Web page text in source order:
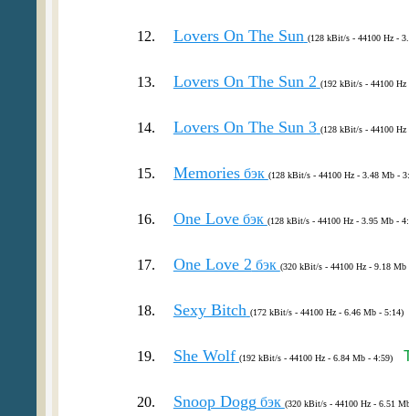
12. Lovers On The Sun (128 kBit/s - 44100 Hz -
13. Lovers On The Sun 2 (192 kBit/s - 44100
14. Lovers On The Sun 3 (128 kBit/s - 44100
15. Memoriesбэк (128 kBit/s - 44100 Hz - 3.48 Mb -
16. One Loveбэк (128 kBit/s - 44100 Hz - 3.95 Mb -
17. One Love 2 бэк (320 kBit/s - 44100 Hz - 9.18 Mb
18. Sexy Bitch (172 kBit/s - 44100 Hz - 6.46 Mb - 5:14)
19. She Wolf (192 kBit/s - 44100 Hz - 6.84 Mb - 4:59)
20. Snoop Dogg бэк (320 kBit/s - 44100 Hz - 6.51